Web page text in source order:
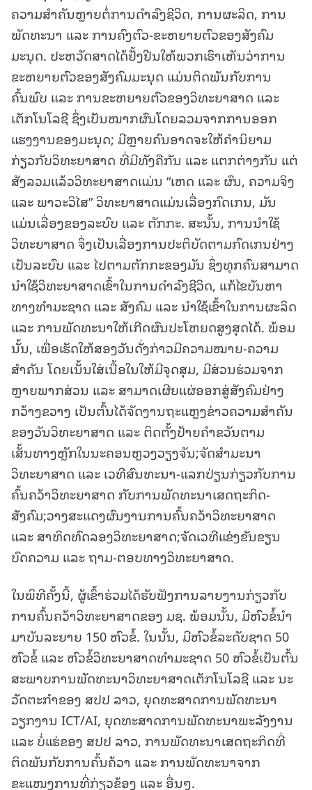
ຄວາມສຳຄັນຫຼາຍຕໍ່ການດຳລົງຊີວິດ, ການຜະລິດ, ການ
ພັດທະນາ ແລະ ການຄົງຕົວ-ຂະຫຍາຍຕົວຂອງສັງຄົມ
ມະນຸດ. ປະຫວັດສາດໄດ້ຢັ້ງຢືນໃຫ້ພວກເຮົາເຫັນວ່າການ
ຂະຫຍາຍຕົວຂອງສັງຄົມມະນຸດ ແມ່ນຕິດພັນກັບການ
ຄົ້ນພົບ ແລະ ການຂະຫຍາຍຕົວຂອງວິທະຍາສາດ ແລະ
ເຕັກໂນໂລຊີ ຊຶ່ງເປັນໝາກຜົນໂດຍລວມຈາກການອອກ
ແຮງງານຂອງມະນຸດ; ມີຫຼາຍຄົນອາດຈະໃຫ້ຄຳນິຍາມ
ກ່ຽວກັບວິທະຍາສາດ ທີ່ມີທັງຄືກັນ ແລະ ແຕກຕ່າງກັນ ແຕ່
ສັງລວມແລ້ວວິທະຍາສາດແມ່ນ “ເຫດ ແລະ ຜົນ, ຄວາມຈິງ
ແລະ ພາວະວິໄສ” ວິທະຍາສາດແມ່ນເລື່ອງກົດເກນ, ມັນ
ແມ່ນເລື່ອງຂອງລະບົບ ແລະ ຕັກກະ. ສະນັ້ນ, ການນຳໃຊ້
ວິທະຍາສາດ ຈຶ່ງເປັນເລື່ອງການປະຕິບັດຕາມກົດເກນຢ່າງ
ເປັນລະບົບ ແລະ ໄປຕາມຕັກກະຂອງມັນ ຊຶ່ງທຸກຄົນສາມາດ
ນໍາໃຊ້ວິທະຍາສາດເຂົ້າໃນການດຳລົງຊີວິດ, ແກ້ໄຂບັນຫາ
ທາງທຳມະຊາດ ແລະ ສັງຄົມ ແລະ ນຳໃຊ້ເຂົ້າໃນການຜະລິດ
ແລະ ການພັດທະນາໃຫ້ເກີດຜົນປະໂຫຍດສູງສຸດໄດ້. ພ້ອມ
ນັ້ນ, ເພື່ອເຮັດໃຫ້ສອງວັນດັ່ງກ່າວມີຄວາມໝາຍ-ຄວາມ
ສຳຄັນ ໂດຍເນັ້ນໃສ່ເນື້ອໃນໃຫ້ມີຈຸດສຸມ, ມີສ່ວນຮ່ວມຈາກ
ຫຼາຍພາກສ່ວນ ແລະ ສາມາດເຜີຍແຜ່ອອກສູ່ສັງຄົມຢ່າງ
ກວ້າງຂວາງ ເປັນຕົ້ນໄດ້ຈັດງານຖະແຫຼງຂ່າວຄວາມສຳຄັນ
ຂອງວັນວິທະຍາສາດ ແລະ ຕິດຕັ້ງປ້າຍຄຳຂວັນຕາມ
ເສັ້ນທາງຫຼັກໃນນະຄອນຫຼວງວຽງຈັນ;ຈັດສຳມະນາ
ວິທະຍາສາດ ແລະ ເວທີສົນທະນາ-ແລກປ່ຽນກ່ຽວກັບການ
ຄົ້ນຄວ້າວິທະຍາສາດ ກັບການພັດທະນາເສດຖະກິດ-
ສັງຄົມ;ວາງສະແດງຜົນງານການຄົ້ນຄວ້າວິທະຍາສາດ
ແລະ ສາທິດທົດລອງວິທະຍາສາດ;ຈັດເວທີແຂ່ງຂັນຂຽນ
ບົດຄວາມ ແລະ ຖາມ-ຕອບທາງວິທະຍາສາດ.
ໃນພິທີຄັ້ງນີ້, ຜູ້ເຂົ້າຮ່ວມໄດ້ຮັບຟັງການລາຍງານກ່ຽວກັບ
ການຄົ້ນຄວ້າວິທະຍາສາດຂອງ ມຊ. ພ້ອມນັ້ນ, ມີຫົວຂໍ້ນໍາ
ມາບັນລະຍາຍ 150 ຫົວຂໍ້. ໃນນັ້ນ, ມີຫົວຂໍ້ລະດັບຊາດ 50
ຫົວຂໍ້ ແລະ ຫົວຂໍ້ວິທະຍາສາດທໍາມະຊາດ 50 ຫົວຂໍ້ເປັນຕົ້ນ
ສະພາບການພັດທະນາວິທະຍາສາດເຕັກໂນໂລຊີ ແລະ ນະ
ວັດຕະກຳຂອງ ສປປ ລາວ, ຍຸດທະສາດການພັດທະນາ
ວຽກງານ ICT/AI, ຍຸດທະສາດການພັດທະນາພະລັງງານ
ແລະ ບໍ່ແຮ່ຂອງ ສປປ ລາວ, ການພັດທະນາເສດຖະກິດທີ່
ຕິດພັນກັບການຄົ້ນຄ້ວາ ແລະ ການພັດທະນາຈາກ
ຂະແໜງການທີ່ກ່ຽວຂ້ອງ ແລະ ອື່ນໆ.